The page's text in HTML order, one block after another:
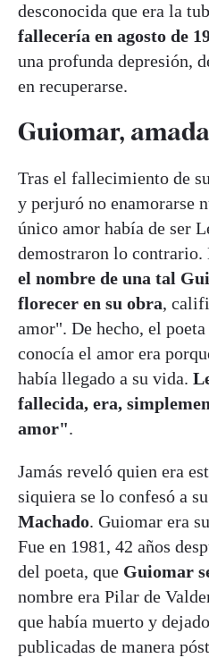
desconocida que era la
fallecería en agosto de
una profunda depresión,
en recuperarse.
Guiomar,
Tras el fallecimiento de
y perjuró no enamorarse
único amor había de ser
demostraron lo contrario.
el nombre de una tal
florecer en su obra,
amor". De hecho, el
conocía el amor era
había llegado a su vida.
fallecida, era,
amor".
Jamás reveló quien era
siquiera se lo confesó a
Machado. Guiomar era
Fue en 1981, 42 años
del poeta, que Guiomar
nombre era Pilar de
que había muerto y
publicadas de manera